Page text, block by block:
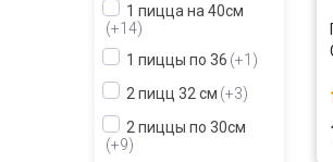
1 пицца на 40см
+14
1 пиццы по 36 +1
2 пицц 32 см +3
2 пиццы по 30см
+9